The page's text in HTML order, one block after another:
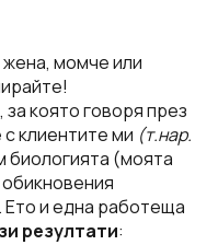
момче или
, за която говоря през
клиентите ми (т.нар.
биологията (моята
и една работеща
резултати: